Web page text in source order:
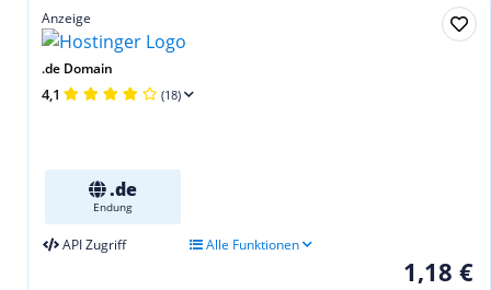
Anzeige
.de Domain
4,1 (18)
.de
Endung
API Zugriff Alle Funktionen
1,18 €